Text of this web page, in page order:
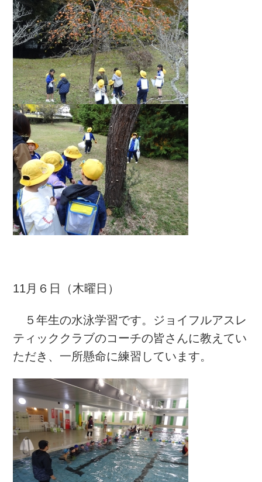
11月６日（木曜日）
５年生の水泳学習です。ジョイフルアスレ
ティッククラブのコーチの皆さんに教えてい
ただき、一所懸命に練習しています。